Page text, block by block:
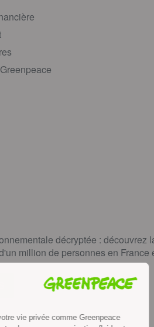
décryptée : découvrez
million de personnes en